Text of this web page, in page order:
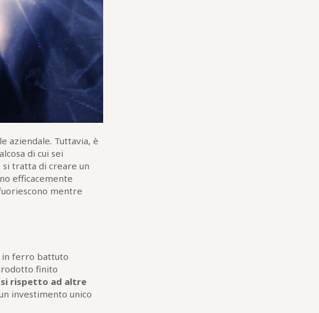
aziendale. Tuttavia, è
di cui sei
tratta di creare un
efficacemente
mentre
in ferro battuto
finito
rispetto ad altre
investimento unico